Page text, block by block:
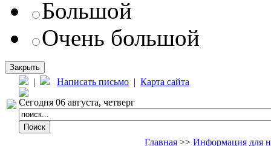
Большой
Очень большой
Закрыть
| Написать письмо | Карта сайта
Сегодня 06 августа, четверг
Главная >> Информация для